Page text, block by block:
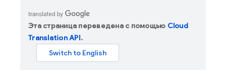
Эта страница переведена с помощью Cloud
Translation API.